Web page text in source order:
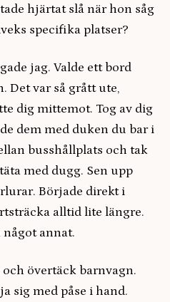
hjärtat slå när hon såg
specifika platser?
jag. Valde ett bord
Det var så grått ute,
dig mittemot. Tog av dig
dem med duken du bar i
busshållplats och tak
med dugg. Sen upp
Började direkt i
alltid lite längre.
annat.
övertäck barnvagn.
sig med påse i hand.